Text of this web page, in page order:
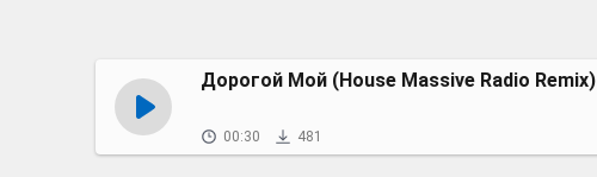
Дорогой Мой (House Massive Radio Remix)
00:30 481